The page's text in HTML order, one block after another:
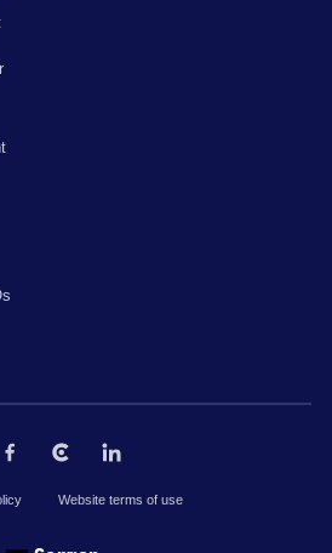
Website terms of use
The Codest. Alle Rechte vorbehalten.